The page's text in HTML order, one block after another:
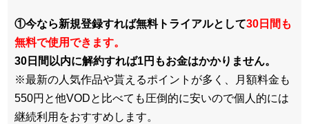
①今なら新規登録すれば無料トライアルとして30日間も
無料で使用できます。
30日間以内に解約すれば1円もお金はかかりません。
※最新の人気作品や貰えるポイントが多く、月額料金も
550円と他VODと比べても圧倒的に安いので個人的には
継続利用をおすすめします。